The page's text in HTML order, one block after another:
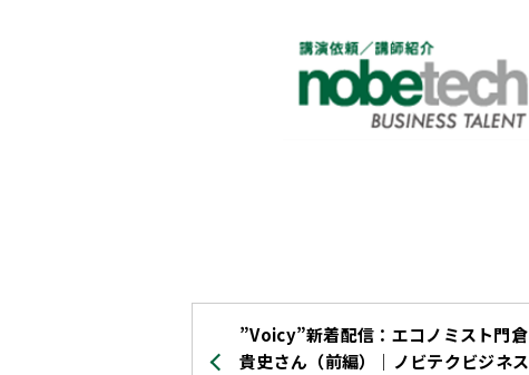
”Voicy”新着配信：エコノミスト門倉
貴史さん（前編）｜ノビテクビジネス